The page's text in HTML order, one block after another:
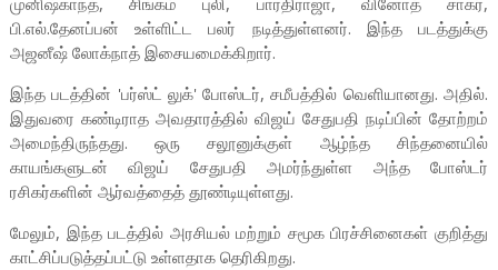
பி.எல்.தேனப்பன் உள்ளிட்ட பலர் நடித்துள்ளனர். இந்த படத்துக்கு
அஜனீஷ் லோக்நாத் இசையமைக்கிறார்.
இந்த படத்தின் 'பர்ஸ்ட் லுக்' போஸ்டர், சமீபத்தில் வெளியானது. அதில்.
இதுவரை கண்டிராத அவதாரத்தில் விஜய் சேதுபதி நடிப்பின் தோற்றம்
அமைந்திருந்தது. ஒரு சலூனுக்குள் ஆழ்ந்த சிந்தனையில்
காயங்களுடன் விஜய் சேதுபதி அமர்ந்துள்ள அந்த போஸ்டர்
ரசிகர்களின் ஆர்வத்தைத் தூண்டியுள்ளது.
மேலும், இந்த படத்தில் அரசியல் மற்றும் சமூக பிரச்சினைகள் குறித்து
காட்சிப்படுத்தப்பட்டு உள்ளதாக தெரிகிறது.